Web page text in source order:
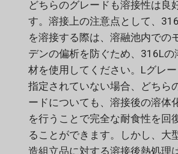
どちらのグレードも溶接性は良
す。溶接上の注意点として、
を溶接する際は、溶融池内での
デンの偏析を防ぐため、316Lの
材を使用してください。Lグレ
指定されていない場合、どちら
ードについても、溶接後の溶体
を行うことで完全な耐食性を回
ることができます。しかし、大
造組立品に対する溶接後熱処理